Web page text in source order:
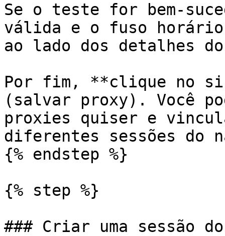
Se o teste for bem-
válida e o fuso horário
ao lado dos detalhes
Por fim, **clique no
(salvar proxy). Você
proxies quiser e
diferentes sessões do
{% endstep %}
{% step %}
### Criar uma sessão